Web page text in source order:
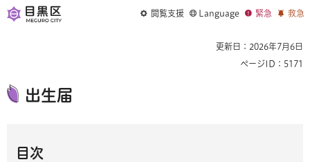
閲覧支援 Language 緊急 救急
更新日：2026年7月6日
ページID：5171
出生届
目次